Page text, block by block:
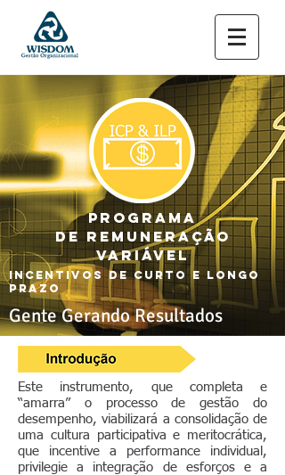
PROGRAMA
DE REMUNERAÇÃO
VARIÁVEL
INCENTIVOS DE curto E LONGO
PRAZO
Gente Gerando Resultados
Este instrumento, que completa e
“amarra” o processo de gestão do
desempenho, viabilizará a consolidação de
uma cultura participativa e meritocrática,
que incentive a performance individual,
privilegie a integração de esforços e a